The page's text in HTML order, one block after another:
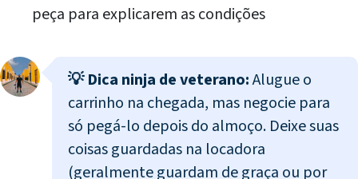
peça para explicarem as condições
💡 Dica ninja de veterano:Alugue o
carrinho na chegada, mas negocie para
só pegá-lo depois do almoço. Deixe suas
coisas guardadas na locadora
(geralmente guardam de graça ou por